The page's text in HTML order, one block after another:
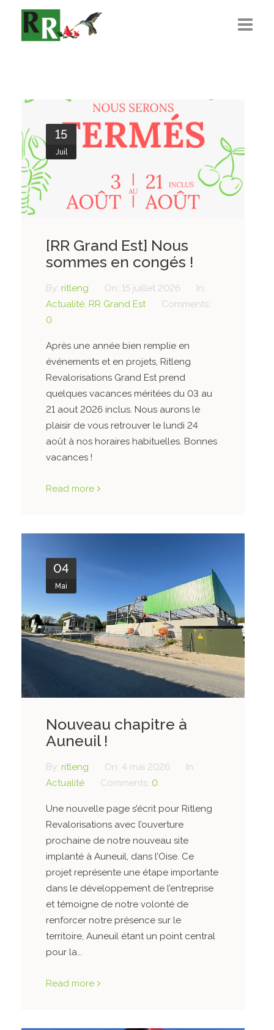
Règlementations
Recrutement
Actualité
Contact
15
Juil
[RR Grand Est] Nous
sommes en congés !
By: ritleng On: 15 juillet 2026
In:
Actualité, RR Grand Est
Comments:
0
Après une année bien remplie en
événements et en projets, Ritleng
Revalorisations Grand Est prend
quelques vacances méritées du 03 au
21 aout 2026 inclus. Nous aurons le
plaisir de vous retrouver le lundi 24
août à nos horaires habituelles. Bonnes
vacances !
Read more
04
Mai
Nouveau chapitre à
Auneuil !
By: ritleng On: 4 mai 2026
In:
Actualité
Comments: 0
Une nouvelle page s’écrit pour Ritleng
Revalorisations avec l’ouverture
prochaine de notre nouveau site
implanté à Auneuil, dans l’Oise. Ce
projet représente une étape importante
dans le développement de l’entreprise
et témoigne de notre volonté de
renforcer notre présence sur le
territoire, Auneuil étant un point central
pour la...
Read more